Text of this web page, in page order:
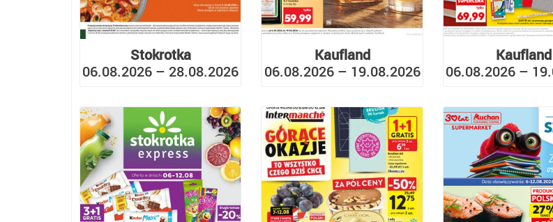
Stokrotka
06.08.2026 – 28.08.2026
Kaufland
06.08.2026 – 19.08.2026
Kaufland
06.08.2026 –